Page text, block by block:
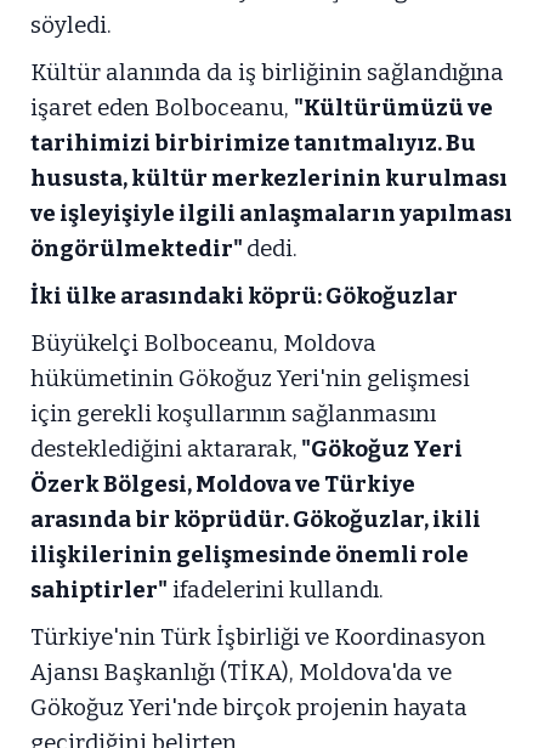
söyledi.
Kültür alanında da iş birliğinin sağlandığına
işaret eden Bolboceanu, "Kültürümüzü ve
tarihimizi birbirimize tanıtmalıyız. Bu
hususta, kültür merkezlerinin kurulması
ve işleyişiyle ilgili anlaşmaların yapılması
öngörülmektedir" dedi.
İki ülke arasındaki köprü: Gökoğuzlar
Büyükelçi Bolboceanu, Moldova
hükümetinin Gökoğuz Yeri'nin gelişmesi
için gerekli koşullarının sağlanmasını
desteklediğini aktararak, "Gökoğuz Yeri
Özerk Bölgesi, Moldova ve Türkiye
arasında bir köprüdür. Gökoğuzlar, ikili
ilişkilerinin gelişmesinde önemli role
sahiptirler" ifadelerini kullandı.
Türkiye'nin Türk İşbirliği ve Koordinasyon
Ajansı Başkanlığı (TİKA), Moldova'da ve
Gökoğuz Yeri'nde birçok projenin hayata
geçirdiğini belirten